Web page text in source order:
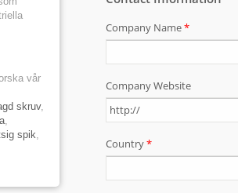
vår
skruv,
,
spik,